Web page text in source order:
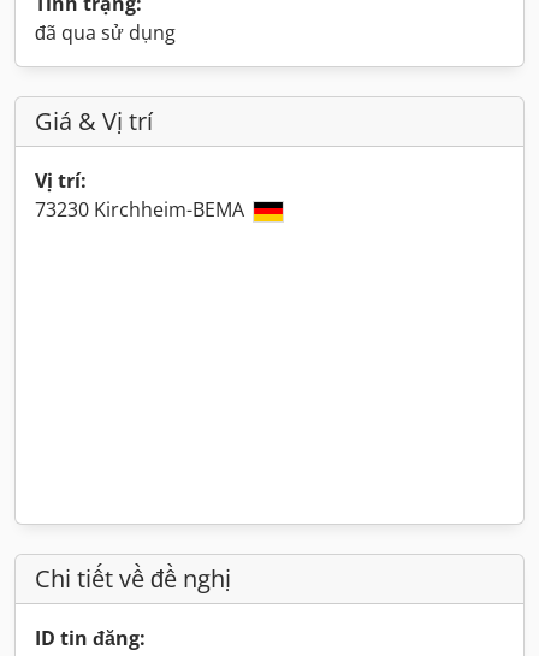
đã qua sử dụng
Giá & Vị trí
Vị trí:
73230 Kirchheim-BEMA
Chi tiết về đề nghị
ID tin đăng: